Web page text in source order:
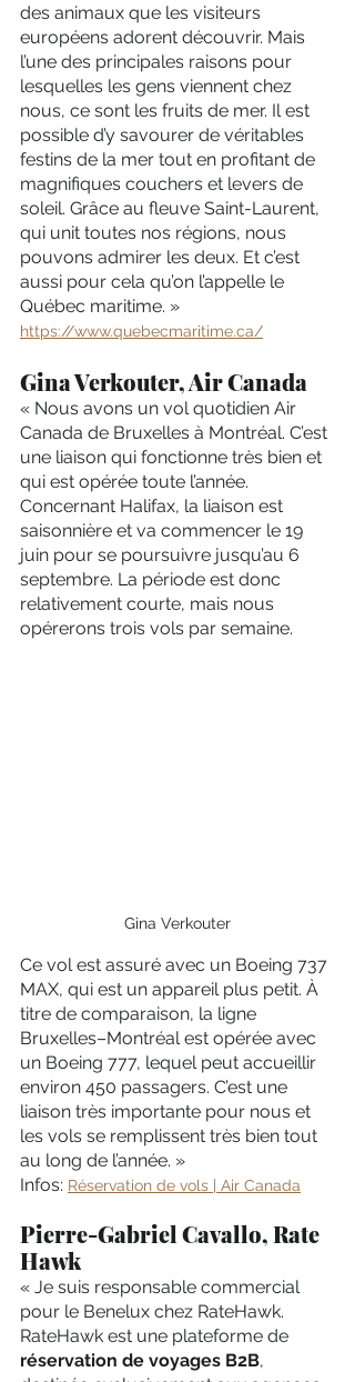
des animaux que les visiteurs
européens adorent découvrir. Mais
l’une des principales raisons pour
lesquelles les gens viennent chez
nous, ce sont les fruits de mer. Il est
possible d’y savourer de véritables
festins de la mer tout en profitant de
magnifiques couchers et levers de
soleil. Grâce au fleuve Saint-Laurent,
qui unit toutes nos régions, nous
pouvons admirer les deux. Et c’est
aussi pour cela qu’on l’appelle le
Québec maritime. »
https://www.quebecmaritime.ca/
Gina Verkouter, Air Canada
« Nous avons un vol quotidien Air
Canada de Bruxelles à Montréal. C’est
une liaison qui fonctionne très bien et
qui est opérée toute l’année.
Concernant Halifax, la liaison est
saisonnière et va commencer le 19
juin pour se poursuivre jusqu’au 6
septembre. La période est donc
relativement courte, mais nous
opérerons trois vols par semaine.
Gina Verkouter
Ce vol est assuré avec un Boeing 737
MAX, qui est un appareil plus petit. À
titre de comparaison, la ligne
Bruxelles–Montréal est opérée avec
un Boeing 777, lequel peut accueillir
environ 450 passagers. C’est une
liaison très importante pour nous et
les vols se remplissent très bien tout
au long de l’année. »
Infos: Réservation de vols | Air Canada
Pierre-Gabriel Cavallo, Rate
Hawk
« Je suis responsable commercial
pour le Benelux chez RateHawk.
RateHawk est une plateforme de
réservation de voyages B2B,